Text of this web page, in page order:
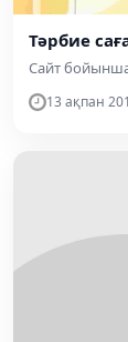
Тәрбие
Сайт
13 ақпан